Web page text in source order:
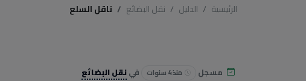
الرئيسية الدليل نقل البضائع ناقل السلع
مسجل منذ 4 سنوات فينقل البضائع